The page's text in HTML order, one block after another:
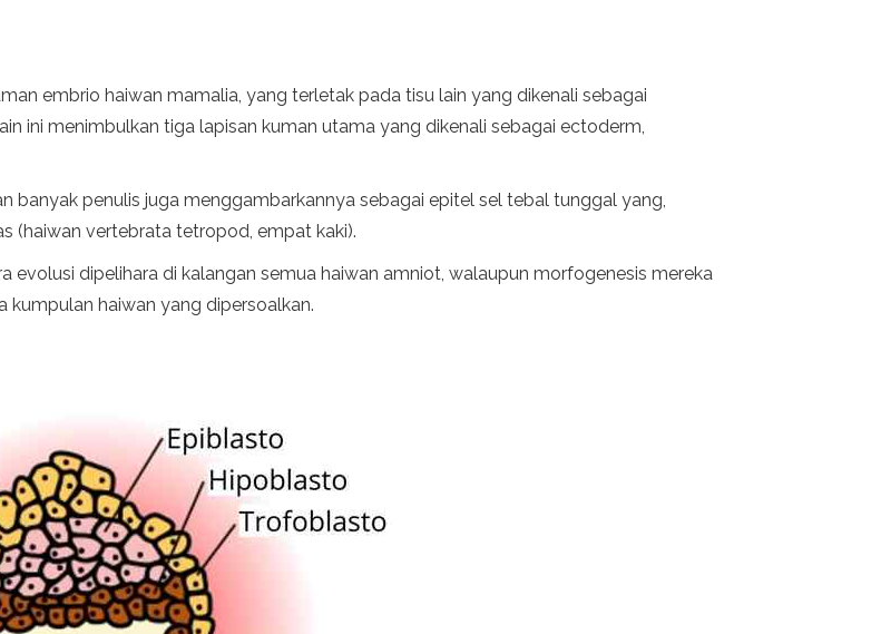
embrio haiwan mamalia, yang terletak pada tisu lain yang dikenali sebagai
ini menimbulkan tiga lapisan kuman utama yang dikenali sebagai ectoderm,
banyak penulis juga menggambarkannya sebagai epitel sel tebal tunggal yang,
(haiwan vertebrata tetropod, empat kaki).
evolusi dipelihara di kalangan semua haiwan amniot, walaupun morfogenesis mereka
haiwan yang dipersoalkan.